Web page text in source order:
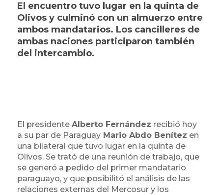
El encuentro tuvo lugar en la quinta de
Olivos y culminó con un almuerzo entre
ambos mandatarios. Los cancilleres de
ambas naciones participaron también
del intercambio.
El presidente Alberto Fernández recibió hoy
a su par de Paraguay Mario Abdo Benítez en
una bilateral que tuvo lugar en la quinta de
Olivos. Se trató de una reunión de trabajo, que
se generó a pedido del primer mandatario
paraguayo, y que posibilitó el análisis de las
relaciones externas del Mercosur y los